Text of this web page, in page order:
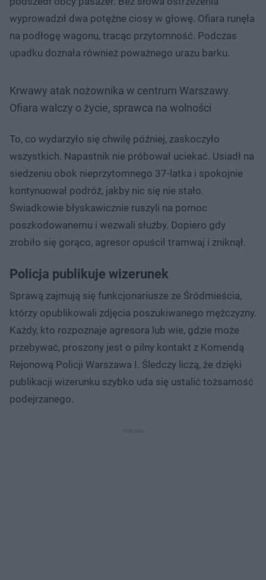
wyprowadził dwa potężne ciosy w głowę. Ofiara runęła
na podłogę wagonu, tracąc przytomność. Podczas
upadku doznała również poważnego urazu barku.
Krwawy atak nożownika w centrum Warszawy.
Ofiara walczy o życie, sprawca na wolności
To, co wydarzyło się chwilę później, zaskoczyło
wszystkich. Napastnik nie próbował uciekać. Usiadł na
siedzeniu obok nieprzytomnego 37-latka i spokojnie
kontynuował podróż, jakby nic się nie stało.
Świadkowie błyskawicznie ruszyli na pomoc
poszkodowanemu i wezwali służby. Dopiero gdy
zrobiło się gorąco, agresor opuścił tramwaj i zniknął.
Policja publikuje wizerunek
Sprawą zajmują się funkcjonariusze ze Śródmieścia,
którzy opublikowali zdjęcia poszukiwanego mężczyzny.
Każdy, kto rozpoznaje agresora lub wie, gdzie może
przebywać, proszony jest o pilny kontakt z Komendą
Rejonową Policji Warszawa I. Śledczy liczą, że dzięki
publikacji wizerunku szybko uda się ustalić tożsamość
podejrzanego.